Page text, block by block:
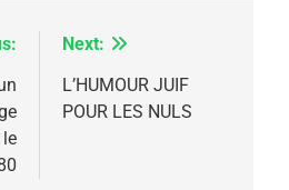
Next:
L’HUMOUR JUIF
POUR LES NULS
l’année la plus
selon le
d’ADL contre